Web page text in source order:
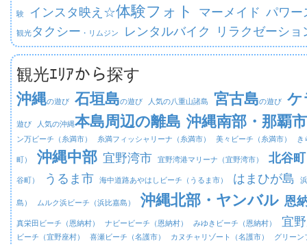
験 インスタ映え☆体験フォト マーメイド パワー
観光タクシー ・リムジン レンタルバイク リラクゼーショ
観光ｴﾘｱから探す
沖縄の遊び 石垣島の遊び 人気の八重山諸島 宮古島の遊び ケ
遊び 人気の沖縄本島周辺の離島 沖縄南部・那覇市
ン万ビーチ（糸満市） 糸満フィッシャリーナ（糸満市） 美々ビーチ（糸満市） き
町） 沖縄中部 宜野湾市 宜野湾港マリーナ（宜野湾市） 北谷町
谷町） うるま市 海中道路あやはしビーチ（うるま市） はまひが島
島） ムルク浜ビーチ（浜比嘉島） 沖縄北部・ヤンバル 恩
真栄田ビーチ（恩納村） ナビービーチ（恩納村） みゆきビーチ（恩納村） 宜
ビーチ（宜野座村） 喜瀬ビーチ（名護市） カヌチャリゾート（名護市） グリーン